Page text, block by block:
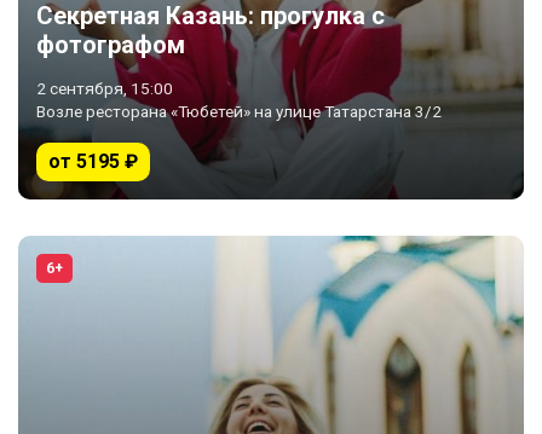
Секретная Казань: прогулка с
фотографом
2 сентября, 15:00
Возле ресторана «Тюбетей» на улице Татарстана 3/2
от 5195 ₽
6+